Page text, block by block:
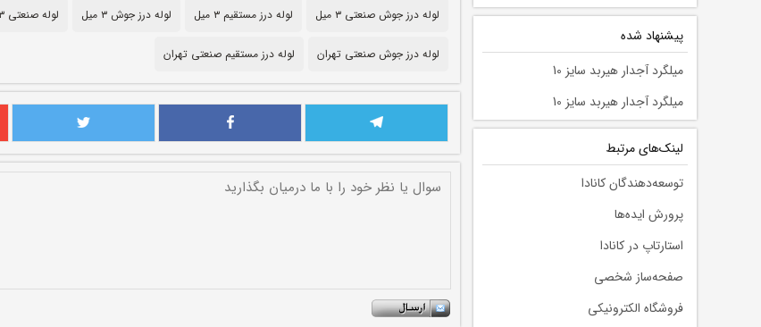
پیشنهاد شده
میلگرد آجدار هیربد سایز 10
میلگرد آجدار هیربد سایز 10
لينك‌های مرتبط
توسعه‌دهندگان کانادا
پرورش ایده‌ها
استارتاپ در کانادا
صفحه‌ساز شخصی
فروشگاه الکترونیکی
لوله درز جوش صنعتی ۳ میل لوله درز مستقیم ۳ میل لوله درز جوش ۳ میل لوله صنعتی ۳ میل
لوله درز جوش صنعتی تهران لوله درز مستقیم صنعتی تهران